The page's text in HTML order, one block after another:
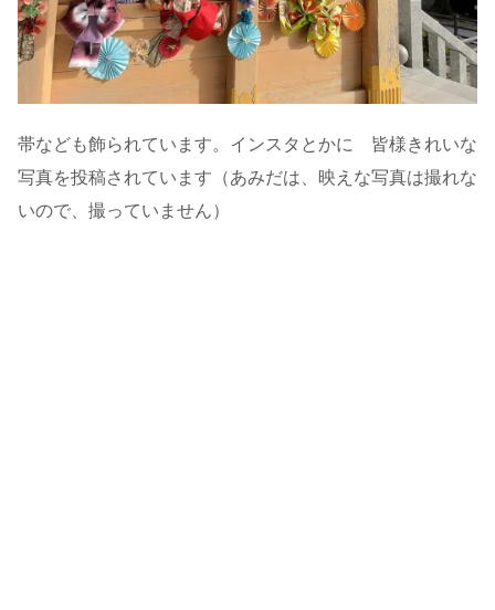
帯なども飾られています。インスタとかに 皆様きれいな
写真を投稿されています（あみだは、映えな写真は撮れな
いので、撮っていません）